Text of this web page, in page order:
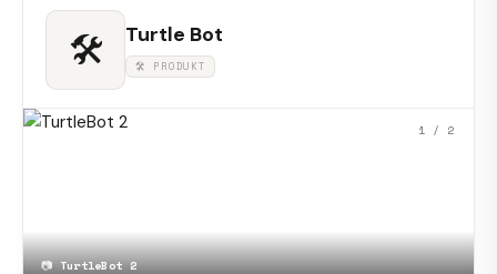
🛠 Turtle Bot
🛠 PRODUKT
📷TurtleBot 2
1 / 2